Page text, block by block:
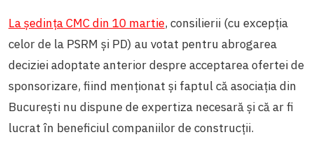
La ședința CMC din 10 martie, consilierii (cu excepția
celor de la PSRM și PD) au votat pentru abrogarea
deciziei adoptate anterior despre acceptarea ofertei de
sponsorizare, fiind menționat și faptul că asociația din
București nu dispune de expertiza necesară și că ar fi
lucrat în beneficiul companiilor de construcții.